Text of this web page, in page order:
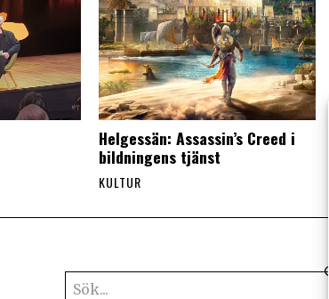
Helgessän: Assassin’s Creed i
bildningens tjänst
KULTUR